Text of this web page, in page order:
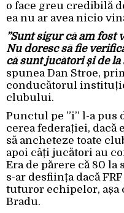
o face greu credibilă
ea nu ar avea nicio
”Sunt sigur că am fost
Nu doresc să fie
că sunt jucători și de la
spunea Dan Stroe,
conducătorul
clubului.
Punctul pe ”i” l-a pus
cerea federației, dacă
să ancheteze toate
apoi câți jucători au
Era de părere că 80
s-ar desființa dacă
tuturor echipelor, așa
Bradu.